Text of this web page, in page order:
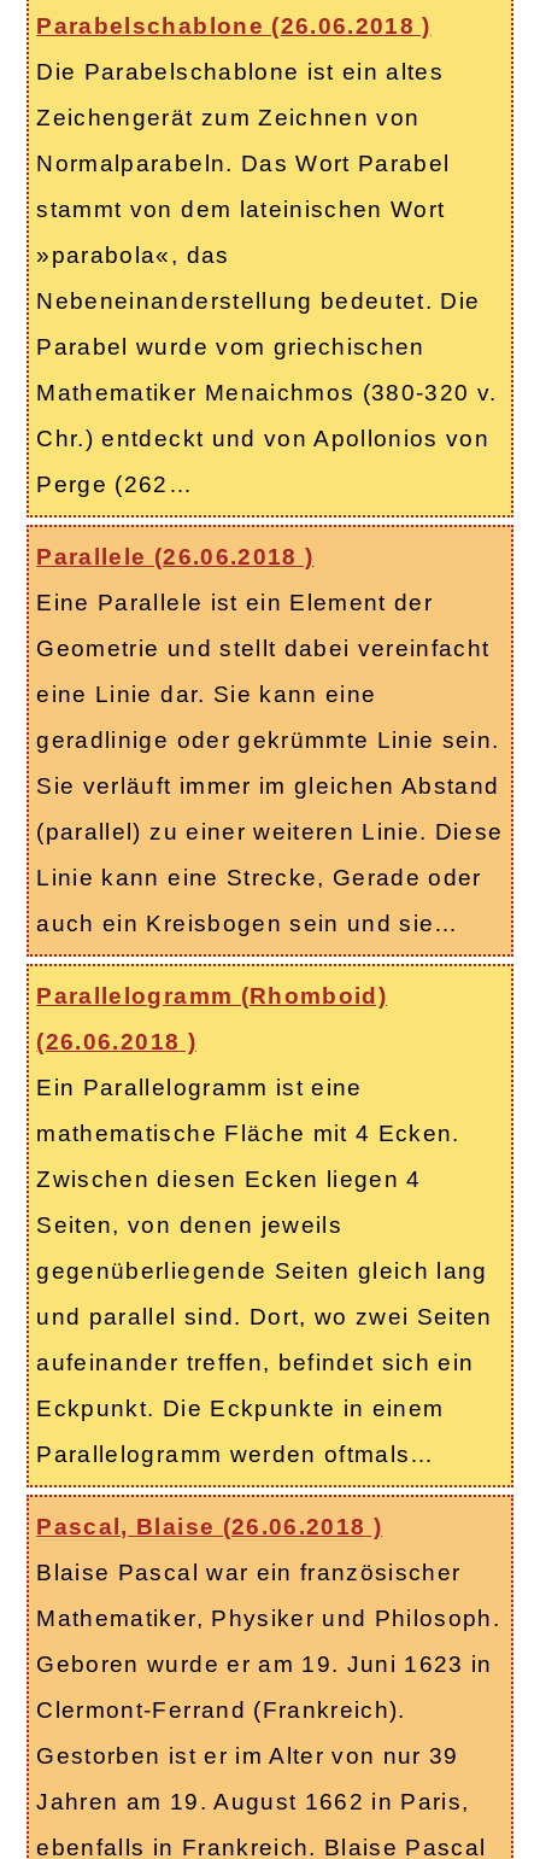
Parabelschablone (26.06.2018 )
Die Parabelschablone ist ein altes
Zeichengerät zum Zeichnen von
Normalparabeln. Das Wort Parabel
stammt von dem lateinischen Wort
»parabola«, das
Nebeneinanderstellung bedeutet. Die
Parabel wurde vom griechischen
Mathematiker Menaichmos (380-320 v.
Chr.) entdeckt und von Apollonios von
Perge (262…
Parallele (26.06.2018 )
Eine Parallele ist ein Element der
Geometrie und stellt dabei vereinfacht
eine Linie dar. Sie kann eine
geradlinige oder gekrümmte Linie sein.
Sie verläuft immer im gleichen Abstand
(parallel) zu einer weiteren Linie. Diese
Linie kann eine Strecke, Gerade oder
auch ein Kreisbogen sein und sie…
Parallelogramm (Rhomboid)
(26.06.2018 )
Ein Parallelogramm ist eine
mathematische Fläche mit 4 Ecken.
Zwischen diesen Ecken liegen 4
Seiten, von denen jeweils
gegenüberliegende Seiten gleich lang
und parallel sind. Dort, wo zwei Seiten
aufeinander treffen, befindet sich ein
Eckpunkt. Die Eckpunkte in einem
Parallelogramm werden oftmals…
Pascal, Blaise (26.06.2018 )
Blaise Pascal war ein französischer
Mathematiker, Physiker und Philosoph.
Geboren wurde er am 19. Juni 1623 in
Clermont-Ferrand (Frankreich).
Gestorben ist er im Alter von nur 39
Jahren am 19. August 1662 in Paris,
ebenfalls in Frankreich. Blaise Pascal